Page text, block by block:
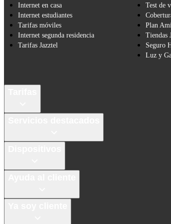
Internet en casa
Internet estudiantes
Tarifas móviles
Internet segunda residencia
Tarifas Jazztel
Test de
Plan
Tiendas
Seguro
Luz y